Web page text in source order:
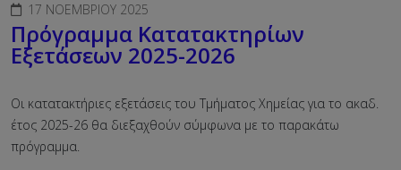
17 ΝΟΕΜΒΡΊΟΥ 2025
Πρόγραμμα Κατατακτηρίων
Εξετάσεων 2025-2026
Οι κατατακτήριες εξετάσεις του Τμήματος Χημείας για το ακαδ.
έτος 2025-26 θα διεξαχθούν σύμφωνα με το παρακάτω
πρόγραμμα.